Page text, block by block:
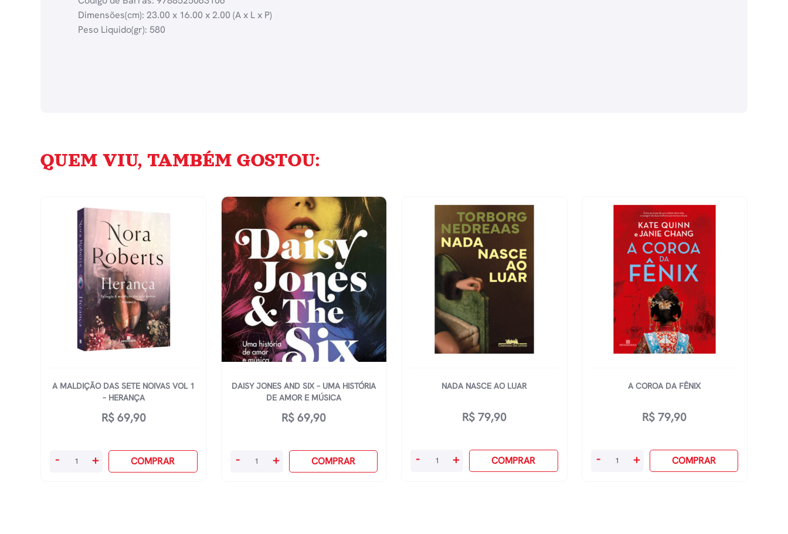
Dimensões(cm): 23.00 x 16.00 x 2.00 (A x L x P)
Peso Liquido(gr): 580
QUEM VIU, TAMBÉM GOSTOU:
A MALDIÇÃO DAS SETE NOIVAS VOL 1
– HERANÇA
R$69,90
- + COMPRAR
DAISY JONES AND SIX – UMA HISTÓRIA
DE AMOR E MÚSICA
R$ 69,90
Daisy
- + COMPRAR
NADA NASCE AO LUAR
R$79,90
Nada
- + COMPRAR
A COROA DA FÊNIX
R$ 79,90
- + COMPRAR